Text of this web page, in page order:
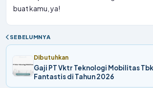
buat kamu, ya!
SEBELUMNYA
Dibutuhkan
Gaji PT Vktr Teknologi Mobilitas
Fantastis di Tahun 2026